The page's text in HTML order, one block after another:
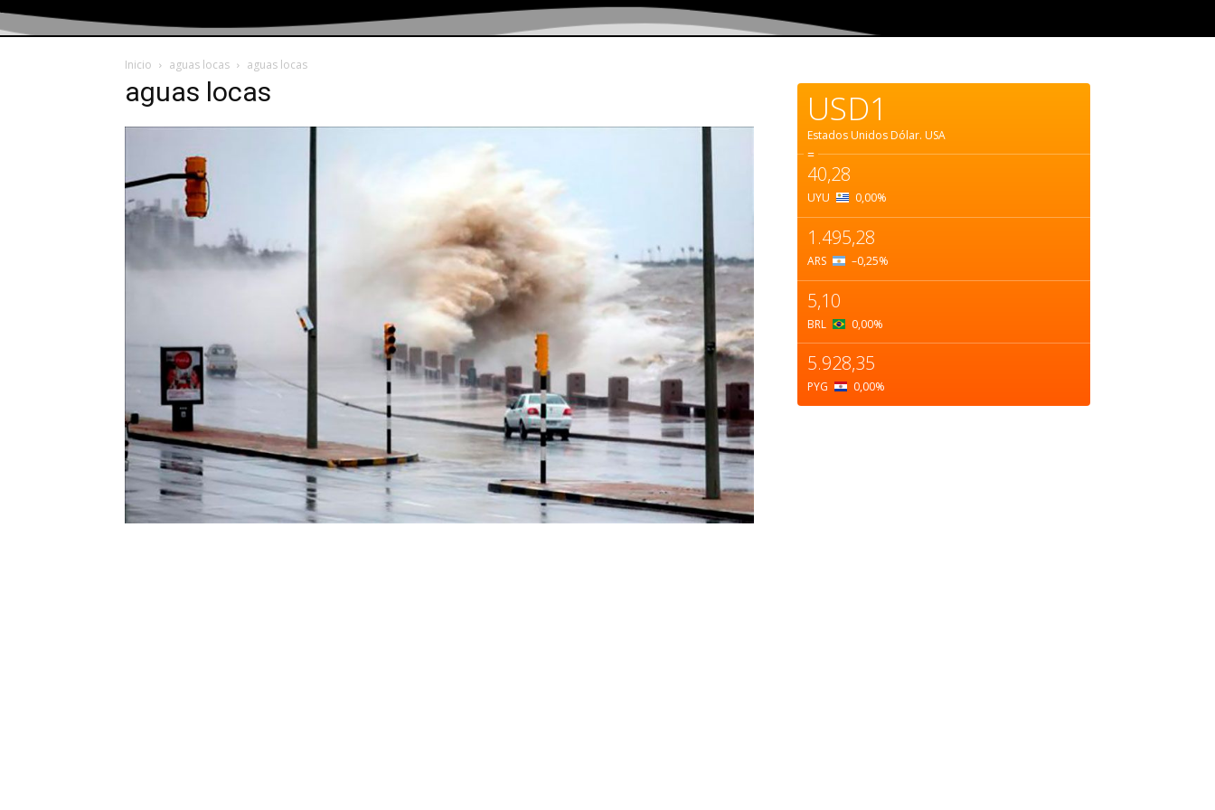
Inicio aguas locas aguas locas
aguas locas USD1
Estados Unidos Dólar. USA
=
40,28
UYU 0,00%
1.495,28
ARS –0,25%
5,10
BRL 0,00%
5.928,35
PYG 0,00%